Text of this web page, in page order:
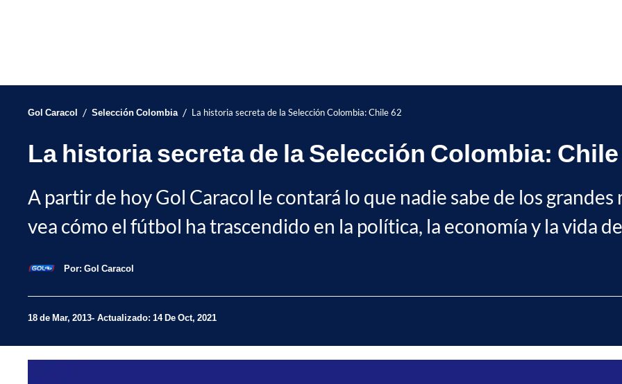
Gol Caracol / Selección Colombia / La historia secreta de la Selección Colombia: Chile 62
La historia secreta de la Selección Colombia: Chile
A partir de hoy Gol Caracol le contará lo que nadie sabe de los
vea cómo el fútbol ha trascendido en la política, la economía y la vida
Por: Gol Caracol
18 de Mar, 2013 Actualizado: 14 De Oct, 2021